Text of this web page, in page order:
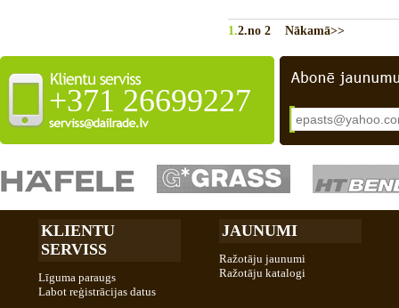
1.2.no 2 Nākamā>>
+371 26699227
KLIENTU
SERVISS
Līguma paraugs
Labot reģistrācijas datus
JAUNUMI
Ražotāju jaunumi
Ražotāju katalogi